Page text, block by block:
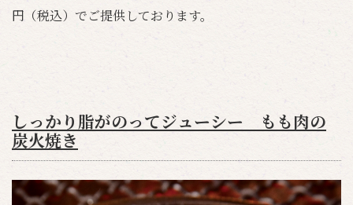
円（税込）でご提供しております。
しっかり脂がのってジューシー もも肉の
炭火焼き